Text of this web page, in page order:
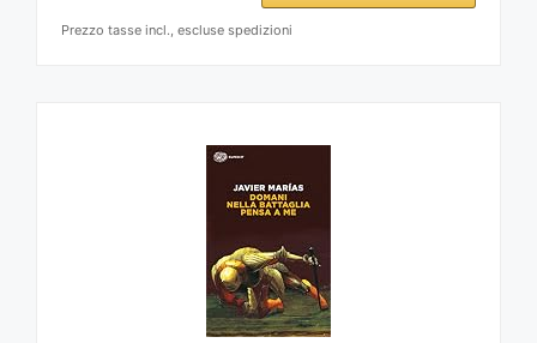
Prezzo tasse incl., escluse spedizioni